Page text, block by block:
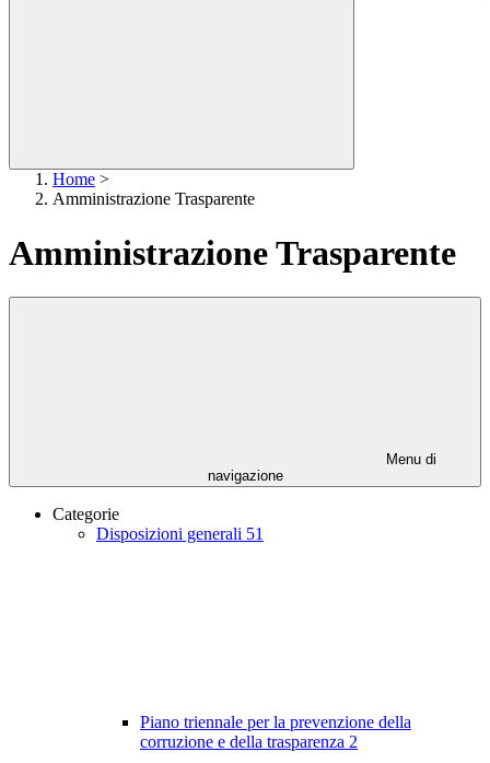
Home >
Amministrazione Trasparente
Amministrazione Trasparente
Menu di
navigazione
Categorie
Disposizioni generali 51
Piano triennale per la prevenzione della
corruzione e della trasparenza 2